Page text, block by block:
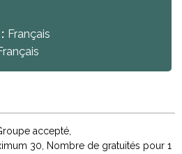
Français
accepté
30 Nombre de gratuités pour 1